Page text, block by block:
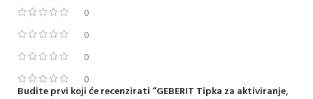
0
0
0
0
Budite prvi koji će recenzirati “GEBERIT Tipka za aktiviranje,